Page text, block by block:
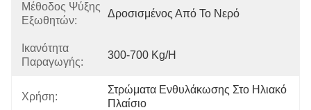
Μέθοδος Ψύξης
Εξωθητών:
Δροσισμένος Από Το Νερό
Ικανότητα
Παραγωγής:
300-700 Kg/h
Χρήση:
Στρώματα Ενθυλάκωσης Στο Ηλιακό
Πλαίσιο